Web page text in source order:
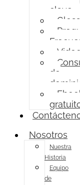
clave
de
Nosotros
Nuestra
Historia
Equipo
de